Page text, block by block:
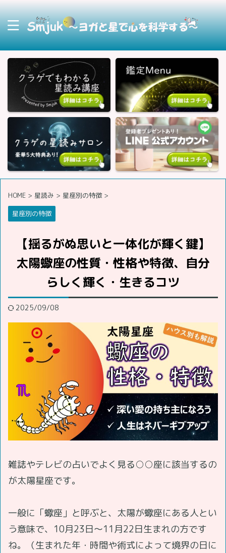
HOME > 星読み > 星座別の特徴 >
星座別の特徴
【揺るがぬ思いと一体化が輝く鍵】
太陽蠍座の性質・性格や特徴、自分
らしく輝く・生きるコツ
2025/09/08
雑誌やテレビの占いでよく見る○○座に該当するの
が太陽星座です。
一般に「蠍座」と呼ぶと、太陽が蠍座にある人とい
う意味で、10月23日～11月22日生まれの方です
ね。（生まれた年・時間や術式によって境界の日に